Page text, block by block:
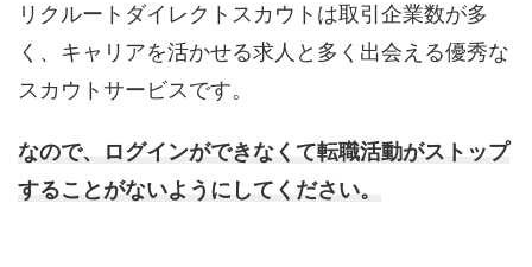
リクルートダイレクトスカウトは取引企業数が多
く、キャリアを活かせる求人と多く出会える優秀な
スカウトサービスです。
なので、ログインができなくて転職活動がストップ
することがないようにしてください。